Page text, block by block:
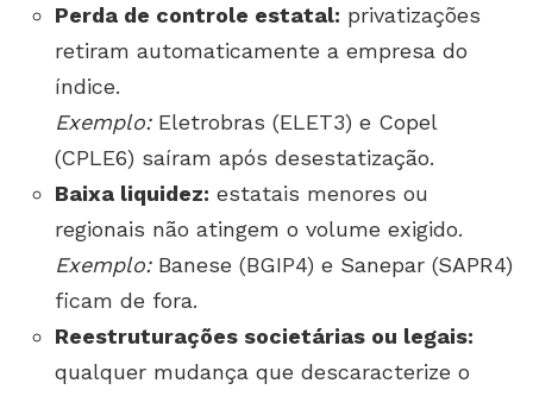
Perda de controle estatal: privatizações
retiram automaticamente a empresa do
índice.
Exemplo:Eletrobras (ELET3) e Copel
(CPLE6) saíram após desestatização.
Baixa liquidez: estatais menores ou
regionais não atingem o volume exigido.
Exemplo:Banese (BGIP4) e Sanepar (SAPR4)
ficam de fora.
Reestruturações societárias ou legais:
qualquer mudança que descaracterize o